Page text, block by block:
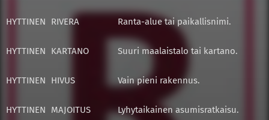
HYTTINEN RIVERA Ranta-alue tai paikallisnimi.
HYTTINEN KARTANO Suuri maalaistalo tai kartano.
HYTTINEN HIVUS Vain pieni rakennus.
HYTTINEN MAJOITUS Lyhytaikainen asumisratkaisu.